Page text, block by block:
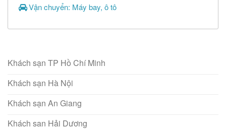
Vận chuyển: Máy bay, ô tô
Khách sạn TP Hồ Chí Minh
Khách sạn Hà Nội
Khách sạn An Giang
Khách san Hải Dương